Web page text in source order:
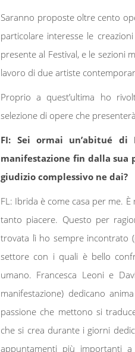
Saranno proposte oltre cento
particolare interesse le
presente al Festival, e le sezioni
lavoro di due artiste
Proprio a quest’ultima ho
selezione di opere che
FI: Sei ormai un’abitué
manifestazione fin dalla sua
giudizio complessivo ne dai?
FL: Ibrida è come casa per me.
tanto piacere. Questo per
trovata lì ho sempre incontrato
settore con i quali è bello
umano. Francesca Leoni e
manifestazione) dedicano
passione che mettono si
che si crea durante i giorni
appuntamenti più importanti